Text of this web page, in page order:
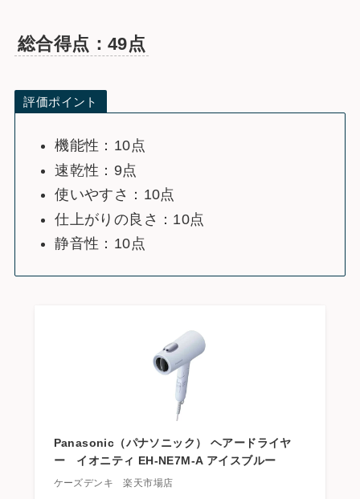
総合得点：49点
評価ポイント
機能性：10点
速乾性：9点
使いやすさ：10点
仕上がりの良さ：10点
静音性：10点
Panasonic（パナソニック） ヘアードライヤ
ー イオニティ EH-NE7M-A アイスブルー
ケーズデンキ 楽天市場店